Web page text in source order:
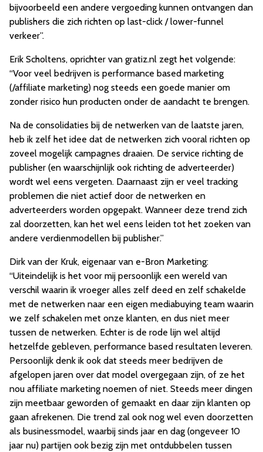
bijvoorbeeld een andere vergoeding kunnen ontvangen dan
publishers die zich richten op last-click / lower-funnel
verkeer”.
Erik Scholtens, oprichter van gratiz.nl zegt het volgende:
“Voor veel bedrijven is performance based marketing
(/affiliate marketing) nog steeds een goede manier om
zonder risico hun producten onder de aandacht te brengen.
Na de consolidaties bij de netwerken van de laatste jaren,
heb ik zelf het idee dat de netwerken zich vooral richten op
zoveel mogelijk campagnes draaien. De service richting de
publisher (en waarschijnlijk ook richting de adverteerder)
wordt wel eens vergeten. Daarnaast zijn er veel tracking
problemen die niet actief door de netwerken en
adverteerders worden opgepakt. Wanneer deze trend zich
zal doorzetten, kan het wel eens leiden tot het zoeken van
andere verdienmodellen bij publisher.”
Dirk van der Kruk, eigenaar van e-Bron Marketing:
“Uiteindelijk is het voor mij persoonlijk een wereld van
verschil waarin ik vroeger alles zelf deed en zelf schakelde
met de netwerken naar een eigen mediabuying team waarin
we zelf schakelen met onze klanten, en dus niet meer
tussen de netwerken. Echter is de rode lijn wel altijd
hetzelfde gebleven, performance based resultaten leveren.
Persoonlijk denk ik ook dat steeds meer bedrijven de
afgelopen jaren over dat model overgegaan zijn, of ze het
nou affiliate marketing noemen of niet. Steeds meer dingen
zijn meetbaar geworden of gemaakt en daar zijn klanten op
gaan afrekenen. Die trend zal ook nog wel even doorzetten
als businessmodel, waarbij sinds jaar en dag (ongeveer 10
jaar nu) partijen ook bezig zijn met ontdubbelen tussen